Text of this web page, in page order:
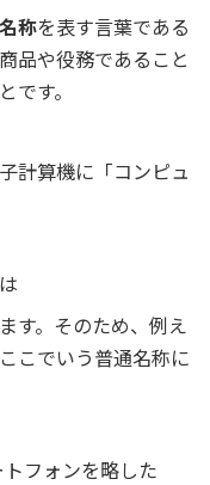
称を表す言葉である
品や役務であること
す。
計算機に「コンピュ
す。そのため、例え
こでいう普通名称に
トフォンを略した